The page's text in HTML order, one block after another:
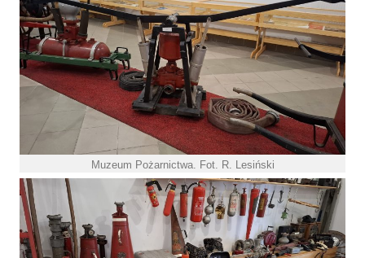
Muzeum Pożarnictwa. Fot. R. Lesiński